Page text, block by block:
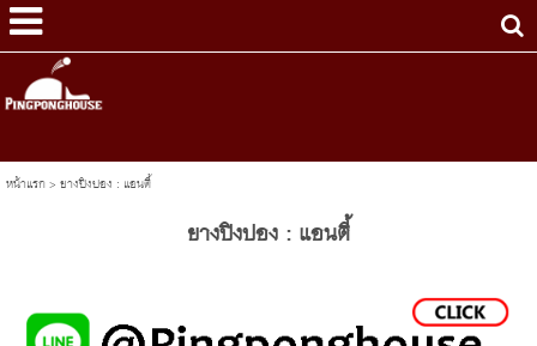
หน้าแรก> ยางปิงปอง : แอนตี้
ยางปิงปอง : แอนตี้